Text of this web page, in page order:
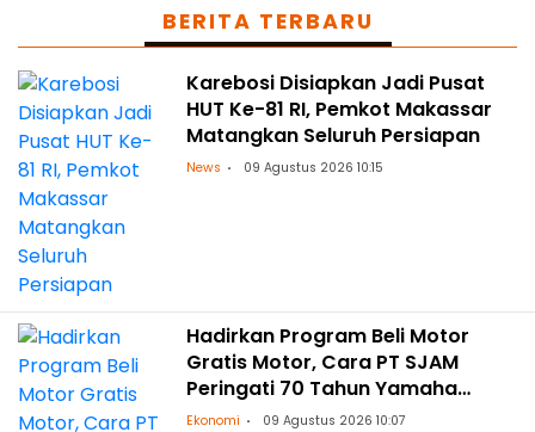
BERITA TERBARU
Karebosi Disiapkan Jadi Pusat
HUT Ke-81 RI, Pemkot Makassar
Matangkan Seluruh Persiapan
News 09 Agustus 2026 10:15
Hadirkan Program Beli Motor
Gratis Motor, Cara PT SJAM
Peringati 70 Tahun Yamaha
Indonesia dan HUT RI ke-81
Ekonomi 09 Agustus 2026 10:07